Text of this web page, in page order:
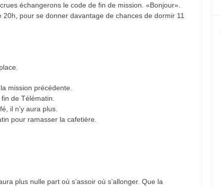
échangerons le code de fin de mission. «Bonjour».
pour se donner davantage de chances de dormir 11
mission précédente.
de Télématin.
il n’y aura plus.
pour ramasser la cafetière.
plus nulle part où s’assoir où s’allonger. Que la